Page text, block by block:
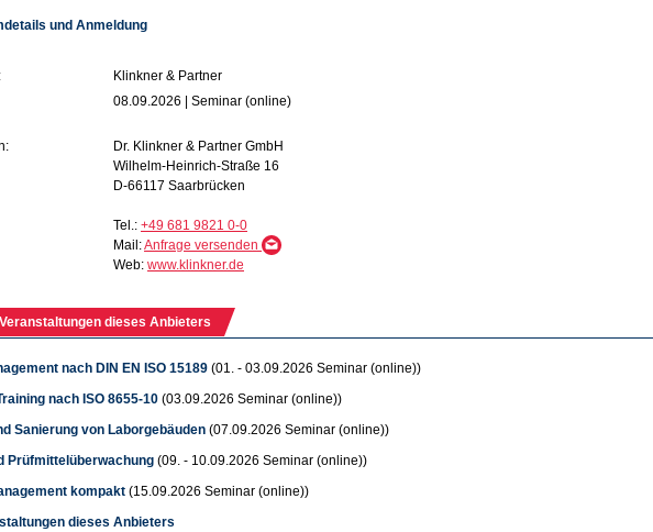
und Anmeldung
Klinkner & Partner
08.09.2026 | Seminar (online)
Dr. Klinkner & Partner GmbH
Wilhelm-Heinrich-Straße 16
D-66117 Saarbrücken
Tel.: +49 681 9821 0-0
Mail:Anfrage versenden
Web: www.klinkner.de
dieses Anbieters
nach DIN EN ISO 15189 (01. - 03.09.2026 Seminar (online))
nach ISO 8655-10 (03.09.2026 Seminar (online))
Sanierung von Laborgebäuden (07.09.2026 Seminar (online))
Prüfmittelüberwachung (09. - 10.09.2026 Seminar (online))
kompakt (15.09.2026 Seminar (online))
dieses Anbieters